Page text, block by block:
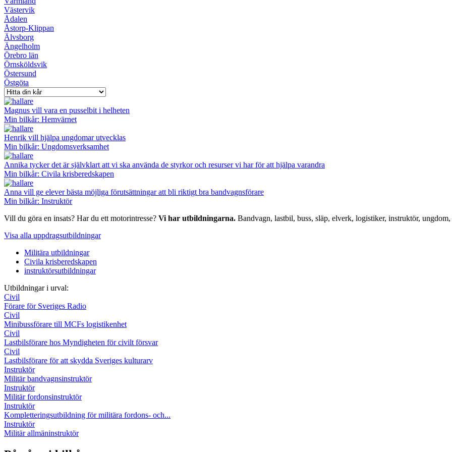
Västervik
Ådalen
Åstorp-Klippan
Älvsborg
Ängelholm
Örebro län
Örnsköldsvik
Östersund
Östgöta
Magnus vill vara en pusselbit i helheten
Min bilkår: Hemvärnet
Henrik vill hjälpa ungdomar utvecklas
Min bilkår: Ungdomsverksamhet
Annika tycker det är självklart att vi ska använda de styrkor och resurser vi har för att hjälpa varandra
Min bilkår: Civila krisberedskapen
Anna vill ge elever bästa möjliga förutsättningar att bli riktigt bra bandvagnsförare
Min bilkår: Instruktör
Vill du göra en insats? Har du ett motorintresse? Vi har utbildningarna. Bandvagn, lastbil, buss, släp, elverk, logistiker, instruktör, ungdom,
Visa alla uppdragsutbildningar
Militära utbildningar
Civila krisberedskapen
instruktörsutbildningar
Utbildningar i urval:
Civil
Förare för Sveriges Radio
Civil
Minibussförare till MCFs logistikenhet
Civil
Lastbilsförare hos Myndigheten för civilt försvar
Civil
Lastbilsförare för att skydda Sveriges kulturarv
Instruktör
Militär bandvagnsinstruktör
Instruktör
Militär fordonsinstruktör
Instruktör
Kompletteringsutbildning för militära fordons- och...
Instruktör
Militär allmäninstruktör